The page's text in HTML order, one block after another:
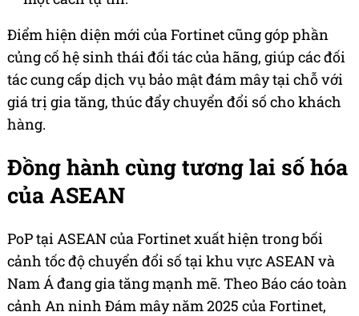
Điểm hiện diện mới của Fortinet cũng góp phần
củng cố hệ sinh thái đối tác của hãng, giúp các đối
tác cung cấp dịch vụ bảo mật đám mây tại chỗ với
giá trị gia tăng, thúc đẩy chuyển đổi số cho khách
hàng.
Đồng hành cùng tương lai số hóa
của ASEAN
PoP tại ASEAN của Fortinet xuất hiện trong bối
cảnh tốc độ chuyển đổi số tại khu vực ASEAN và
Nam Á đang gia tăng mạnh mẽ. Theo Báo cáo toàn
cảnh An ninh Đám mây năm 2025 của Fortinet,